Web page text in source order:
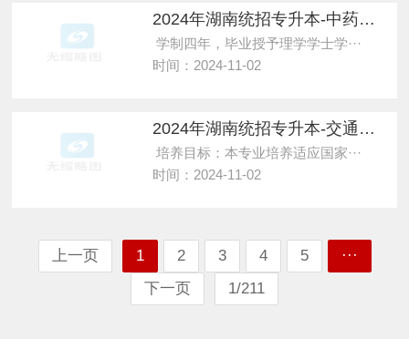
2024年湖南统招专升本-中药学-湖南中医药大学湘杏学院
学制四年，毕业授予理学学士学···
时间：2024-11-02
2024年湖南统招专升本-交通设备与控制工程-中南大学
培养目标：本专业培养适应国家···
时间：2024-11-02
上一页 1 2 3 4 5
···
下一页
1/211